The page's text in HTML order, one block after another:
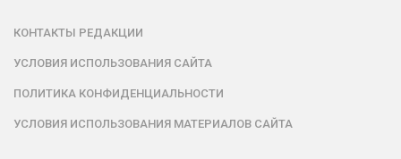
КОНТАКТЫ РЕДАКЦИИ
УСЛОВИЯ ИСПОЛЬЗОВАНИЯ САЙТА
ПОЛИТИКА КОНФИДЕНЦИАЛЬНОСТИ
УСЛОВИЯ ИСПОЛЬЗОВАНИЯ МАТЕРИАЛОВ САЙТА